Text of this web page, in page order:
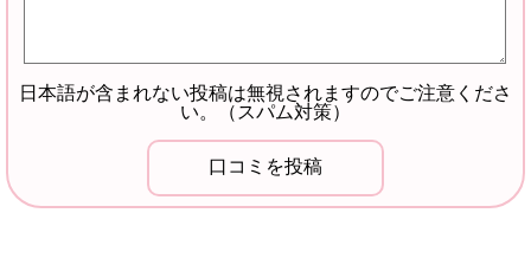
日本語が含まれない投稿は無視されますのでご注意くださ
い。（スパム対策）